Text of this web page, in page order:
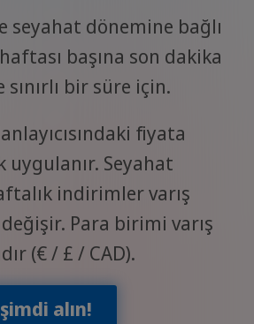
seyahat dönemine bağlı
başına son dakika
bir süre için.
fiyata
Seyahat
indirimler varış
Para birimi varış
(€ / £ / CAD).
alın!